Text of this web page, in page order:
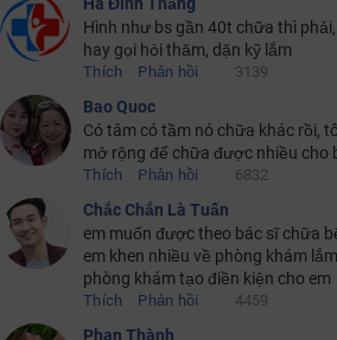
Hình như bs gần 40t chữa thì
hay gọi hỏi thăm, dặn kỹ lắm
Thích Phản hồi 3139
Bao Quoc
Có tâm có tầm nó chữa khác rồi,
mở rộng để chữa được nhiều cho
Thích Phản hồi 6832
Chắc Chắn Là Tuấn
em muốn được theo bác sĩ chữa
em khen nhiều về phòng khám
phòng khám tạo điền kiện cho em
Thích Phản hồi 4459
Phan Thành